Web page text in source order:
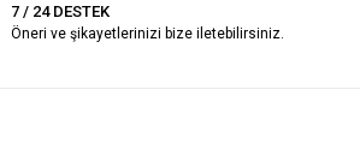
7 / 24 DESTEK
Öneri ve şikayetlerinizi bize iletebilirsiniz.